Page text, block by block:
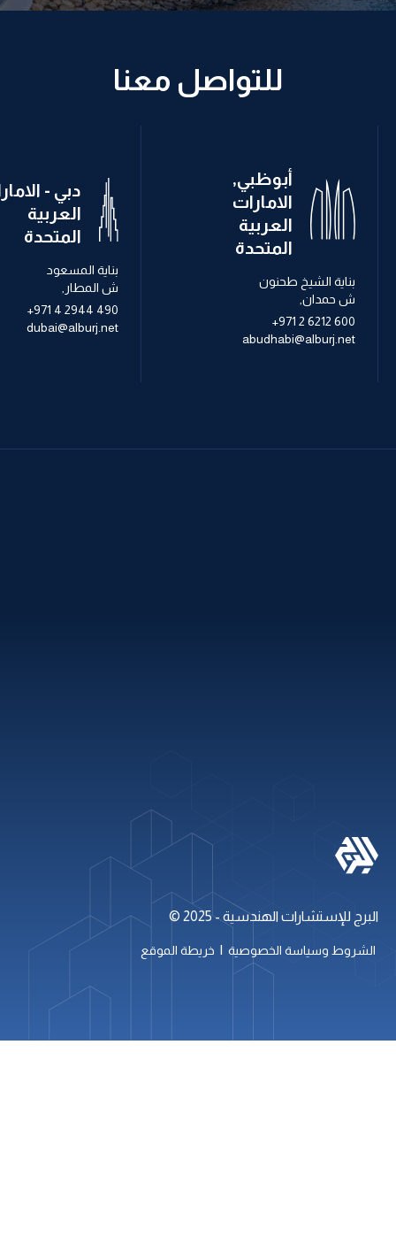
للتواصل معنا
أبوظبي,
الامارات
العربية
المتحدة
بناية الشيخ طحنون
ش حمدان,
+971 2 6212 600
abudhabi@alburj.net
دبي -
العربية
المتحدة
بناية المسعود
ش المطار,
+971 4 2944 490
dubai@alburj.net
تابعنا على
البرج للإستشارات الهندسية - 2025 ©
الشروط وسياسة الخصوصية | خريطة الموقع